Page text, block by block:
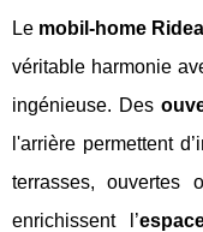
Le mobil-home
véritable harmonie
ingénieuse. Des
l'arrière permettent
terrasses, ouvertes
enrichissent l’